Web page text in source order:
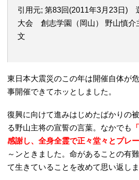
引用元; 第83回(2011年3月23日)
大会 創志学園（岡山） 野山慎介
文
東日本大震災のこの年は開催自体が
事開催できてホッとしました。
復興に向けて進みはじめたばかりの
る野山主将の宣誓の言葉。なかでも
感謝し、全身全霊で正々堂々とプレー
～ンときました。命があることの有
て生きていることを改めて思い返しま